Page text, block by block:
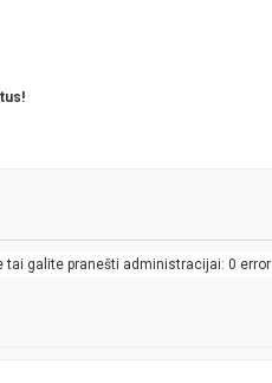
tai galite pranešti administracijai: 0 error